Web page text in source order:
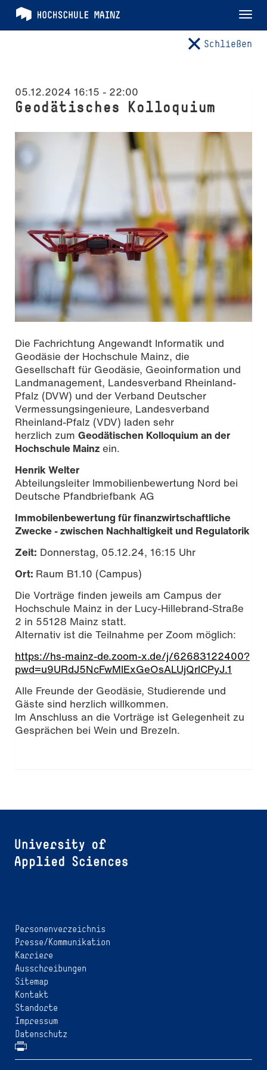
Schließen
05.12.2024 16:15 - 22:00
Geodätisches Kolloquium
Die Fachrichtung Angewandt Informatik und
Geodäsie der Hochschule Mainz, die
Gesellschaft für Geodäsie, Geoinformation und
Landmanagement, Landesverband Rheinland-
Pfalz (DVW) und der Verband Deutscher
Vermessungsingenieure, Landesverband
Rheinland-Pfalz (VDV) laden sehr
herzlich zum Geodätischen Kolloquium an der
Hochschule Mainz ein.
Henrik Welter
Abteilungsleiter Immobilienbewertung Nord bei
Deutsche Pfandbriefbank AG
Immobilenbewertung für finanzwirtschaftliche
Zwecke - zwischen Nachhaltigkeit und Regulatorik
Zeit: Donnerstag, 05.12.24, 16:15 Uhr
Ort: Raum B1.10 (Campus)
Die Vorträge finden jeweils am Campus der
Hochschule Mainz in der Lucy-Hillebrand-Straße
2 in 55128 Mainz statt.
Alternativ ist die Teilnahme per Zoom möglich:
https://hs-mainz-de.zoom-x.de/j/62683122400?
pwd=u9URdJ5NcFwMlExGeOsALUjQrlCPyJ.1
Alle Freunde der Geodäsie, Studierende und
Gäste sind herzlich willkommen.
Im Anschluss an die Vorträge ist Gelegenheit zu
Gesprächen bei Wein und Brezeln.
Personenverzeichnis
Presse/Kommunikation
Karriere
Ausschreibungen
Sitemap
Kontakt
Standorte
Impressum
Datenschutz